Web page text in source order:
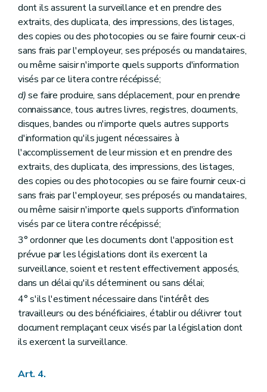
dont ils assurent la surveillance et en prendre des
extraits, des duplicata, des impressions, des listages,
des copies ou des photocopies ou se faire fournir ceux-ci
sans frais par l'employeur, ses préposés ou mandataires,
ou même saisir n'importe quels supports d'information
visés par ce litera contre récépissé;
d)se faire produire, sans déplacement, pour en prendre
connaissance, tous autres livres, registres, documents,
disques, bandes ou n'importe quels autres supports
d'information qu'ils jugent nécessaires à
l'accomplissement de leur mission et en prendre des
extraits, des duplicata, des impressions, des listages,
des copies ou des photocopies ou se faire fournir ceux-ci
sans frais par l'employeur, ses préposés ou mandataires,
ou même saisir n'importe quels supports d'information
visés par ce litera contre récépissé;
3° ordonner que les documents dont l'apposition est
prévue par les législations dont ils exercent la
surveillance, soient et restent effectivement apposés,
dans un délai qu'ils déterminent ou sans délai;
4° s'ils l'estiment nécessaire dans l'intérêt des
travailleurs ou des bénéficiaires, établir ou délivrer tout
document remplaçant ceux visés par la législation dont
ils exercent la surveillance.
Art. 4.